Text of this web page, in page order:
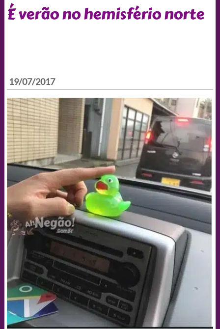
É verão no hemisfério norte
19/07/2017